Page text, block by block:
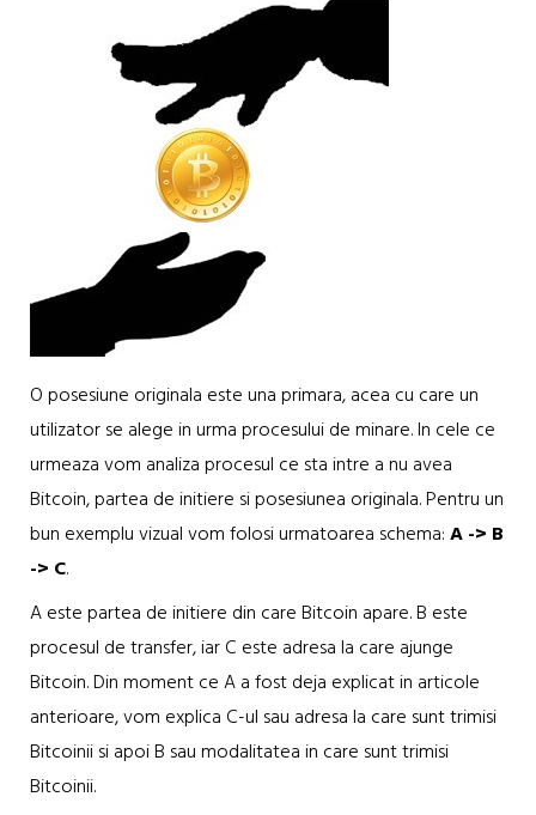
O posesiune originala este una primara, acea cu care un
utilizator se alege in urma procesului de minare. In cele ce
urmeaza vom analiza procesul ce sta intre a nu avea
Bitcoin, partea de initiere si posesiunea originala. Pentru un
bun exemplu vizual vom folosi urmatoarea schema:A -> B
-> C.
A este partea de initiere din care Bitcoin apare. B este
procesul de transfer, iar C este adresa la care ajunge
Bitcoin. Din moment ce A a fost deja explicat in articole
anterioare, vom explica C-ul sau adresa la care sunt trimisi
Bitcoinii si apoi B sau modalitatea in care sunt trimisi
Bitcoinii.